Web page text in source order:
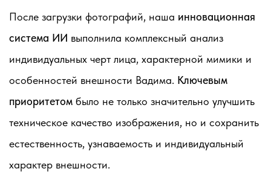
После загрузки фотографий, наша инновационная
система ИИ выполнила комплексный анализ
индивидуальных черт лица, характерной мимики и
особенностей внешности Вадима. Ключевым
приоритетом было не только значительно улучшить
техническое качество изображения, но и сохранить
естественность, узнаваемость и индивидуальный
характер внешности.